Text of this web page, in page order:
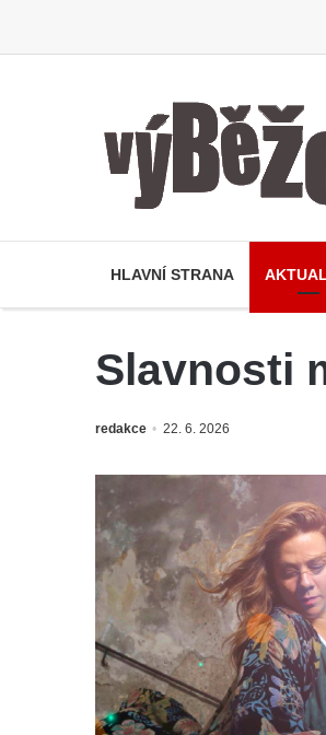
HLAVNÍ STRANA
Slavnosti
redakce 22. 6. 2026